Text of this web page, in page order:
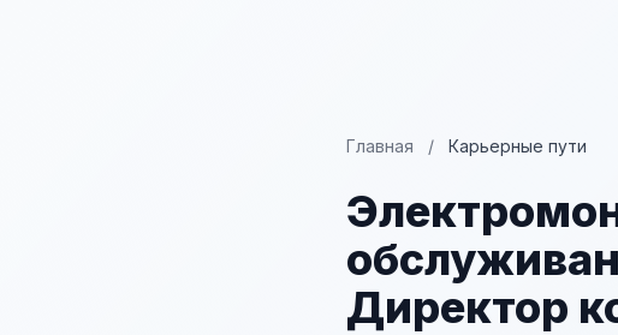
Главная / Карьерные пути
Директор